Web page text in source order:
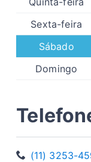
Sexta-feira
Sábado
Domingo
(11) 3253-